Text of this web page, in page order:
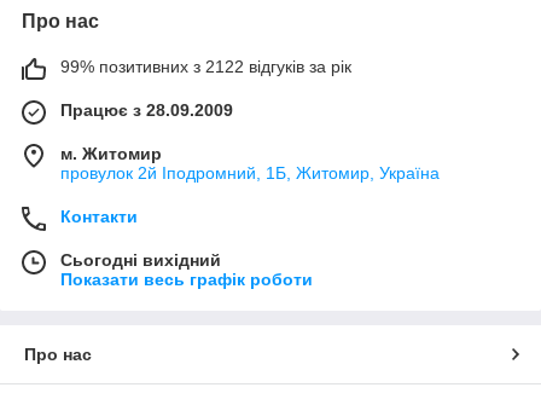
Про нас
99% позитивних з 2122 відгуків за рік
Працює з 28.09.2009
м. Житомир
провулок 2й Іподромний, 1Б, Житомир, Україна
Контакти
Сьогодні вихідний
Показати весь графік роботи
Про нас